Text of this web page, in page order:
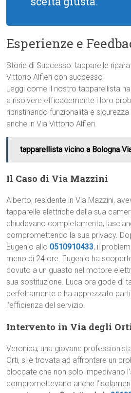
Esperienze e
Storie di Successo: tapparelle
Vittorio Alfieri con successo
Leggi come il nostro tapparellista
a risolvere efficacemente i loro
ripristinando funzionalità e
anche in Via Vittorio Alfieri.
tapparellista vicino a Bologna
Il Caso di Via Mazzini
Alberto, residente in Via Mazzini,
tapparelle elettriche della sua
chiudevano completamente,
compromettendo la sua privacy.
Eugenio allo0510910433, il
meno di 24 ore. Eugenio ha
dovuto a un guasto nel motore
sua sostituzione. Luca ora gode di
perfettamente e ha apprezzato
l’efficienza del servizio.
Intervento in Via degli
Veronica, una giovane
Orti, si è trovata ad affrontare un
bloccate che non solo impedivano
compromettevano anche